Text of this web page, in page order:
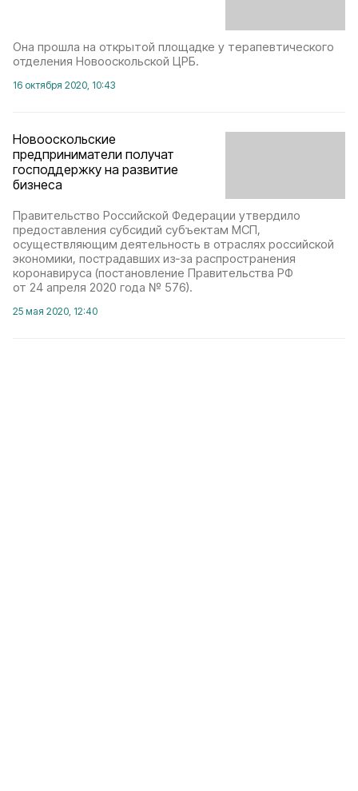
Она прошла на открытой площадке у терапевтического
отделения Новооскольской ЦРБ.
16 октября 2020, 10:43
Новооскольские
предприниматели получат
господдержку на развитие
бизнеса
Правительство Российской Федерации утвердило
предоставления субсидий субъектам МСП,
осуществляющим деятельность в отраслях российской
экономики, пострадавших из‑за распространения
коронавируса (постановление Правительства РФ
от 24 апреля 2020 года № 576).
25 мая 2020, 12:40